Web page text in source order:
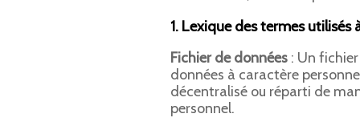
1. Lexique des termes
Fichier de données: Un fichier
données à caractère
décentralisé ou réparti de
personnel.